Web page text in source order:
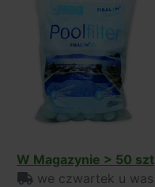
W Magazynie > 50 szt
we czwartek u was